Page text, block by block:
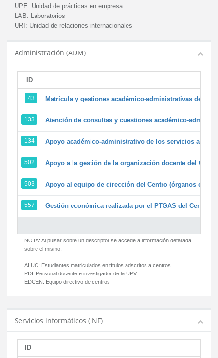
UPE: Unidad de prácticas en empresa
LAB: Laboratorios
URI: Unidad de relaciones internacionales
Administración (ADM)
ID
43 Matrícula y gestiones académico-administrativas de la
133 Atención de consultas y cuestiones académico-
134 Apoyo académico-administrativo de los servicios
502 Apoyo a la gestión de la organización docente del
503 Apoyo al equipo de dirección del Centro (órganos
557 Gestión económica realizada por el PTGAS del Centro
NOTA: Al pulsar sobre un descriptor se accede a información detallada
sobre el mismo.
ALUC: Estudiantes matriculados en títulos adscritos a centros
PDI: Personal docente e investigador de la UPV
EDCEN: Equipo directivo de centros
Servicios informáticos (INF)
ID